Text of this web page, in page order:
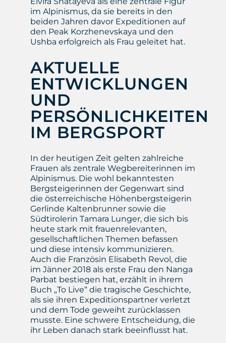
im Alpinismus, da sie bereits in den
beiden Jahren davor Expeditionen auf
den Peak Korzhenevskaya und den
Ushba erfolgreich als Frau geleitet hat.
AKTUELLE
ENTWICKLUNGEN
UND
PERSÖNLICHKEITEN
IM BERGSPORT
In der heutigen Zeit gelten zahlreiche
Frauen als zentrale Wegbereiterinnen im
Alpinismus. Die wohl bekanntesten
Bergsteigerinnen der Gegenwart sind
die österreichische Höhenbergsteigerin
Gerlinde Kaltenbrunner sowie die
Südtirolerin Tamara Lunger, die sich bis
heute stark mit frauenrelevanten,
gesellschaftlichen Themen befassen
und diese intensiv kommunizieren.
Auch die Französin Elisabeth Revol, die
im Jänner 2018 als erste Frau den Nanga
Parbat bestiegen hat, erzählt in ihrem
Buch „To Live“ die tragische Geschichte,
als sie ihren Expeditionspartner verletzt
und dem Tode geweiht zurücklassen
musste. Eine schwere Entscheidung, die
ihr Leben danach stark beeinflusst hat.